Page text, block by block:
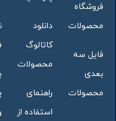
فروشگاه
محصولات
فایل سه
بعدی
محصولات
دانلود
کاتالوگ
محصولات
راهنمای
استفاده از